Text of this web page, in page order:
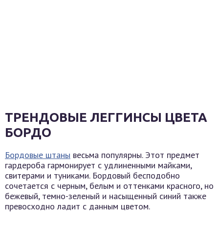
ТРЕНДОВЫЕ ЛЕГГИНСЫ ЦВЕТА
БОРДО
Бордовые штаны весьма популярны. Этот предмет
гардероба гармонирует с удлиненными майками,
свитерами и туниками. Бордовый бесподобно
сочетается с черным, белым и оттенками красного, но
бежевый, темно-зеленый и насыщенный синий также
превосходно ладит с данным цветом.